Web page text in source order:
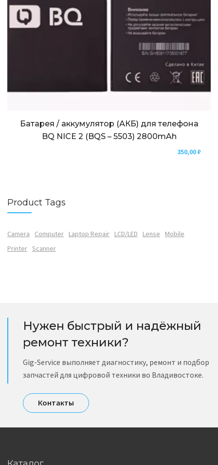
Батарея / аккумулятор (АКБ) для телефона
BQ NICE 2 (BQS – 5503) 2800mAh
350,00₽
Product Tags
Camera Computer Laptop Repair LCD/LED Lense
Mobile
Printer Scanner
Нужен быстрый и надёжный
ремонт техники?
Gig-Service выполняет диагностику, ремонт и подбор
запчастей для цифровой техники во Владивостоке.
Контакты